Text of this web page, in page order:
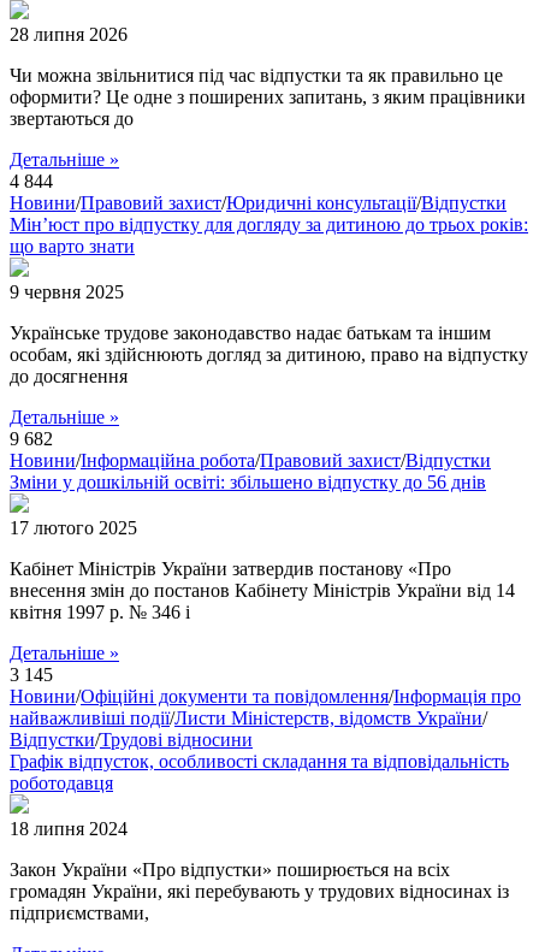
28 липня 2026
Чи можна звільнитися під час відпустки та як правильно це
оформити? Це одне з поширених запитань, з яким працівники
звертаються до
Детальніше »
4 844
Новини/Правовий захист/Юридичні консультації/Відпустки
Мін’юст про відпустку для догляду за дитиною до трьох років:
що варто знати
9 червня 2025
Українське трудове законодавство надає батькам та іншим
особам, які здійснюють догляд за дитиною, право на відпустку
до досягнення
Детальніше »
9 682
Новини/Інформаційна робота/Правовий захист/Відпустки
Зміни у дошкільній освіті: збільшено відпустку до 56 днів
17 лютого 2025
Кабінет Міністрів України затвердив постанову «Про
внесення змін до постанов Кабінету Міністрів України від 14
квітня 1997 р. № 346 і
Детальніше »
3 145
Новини/Офіційні документи та повідомлення/Інформація про
найважливіші події/Листи Міністерств, відомств України/
Відпустки/Трудові відносини
Графік відпусток, особливості складання та відповідальність
роботодавця
18 липня 2024
Закон України «Про відпустки» поширюється на всіх
громадян України, які перебувають у трудових відносинах із
підприємствами,